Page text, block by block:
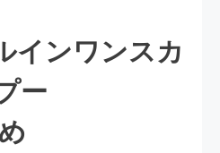
インワンスカ
ー